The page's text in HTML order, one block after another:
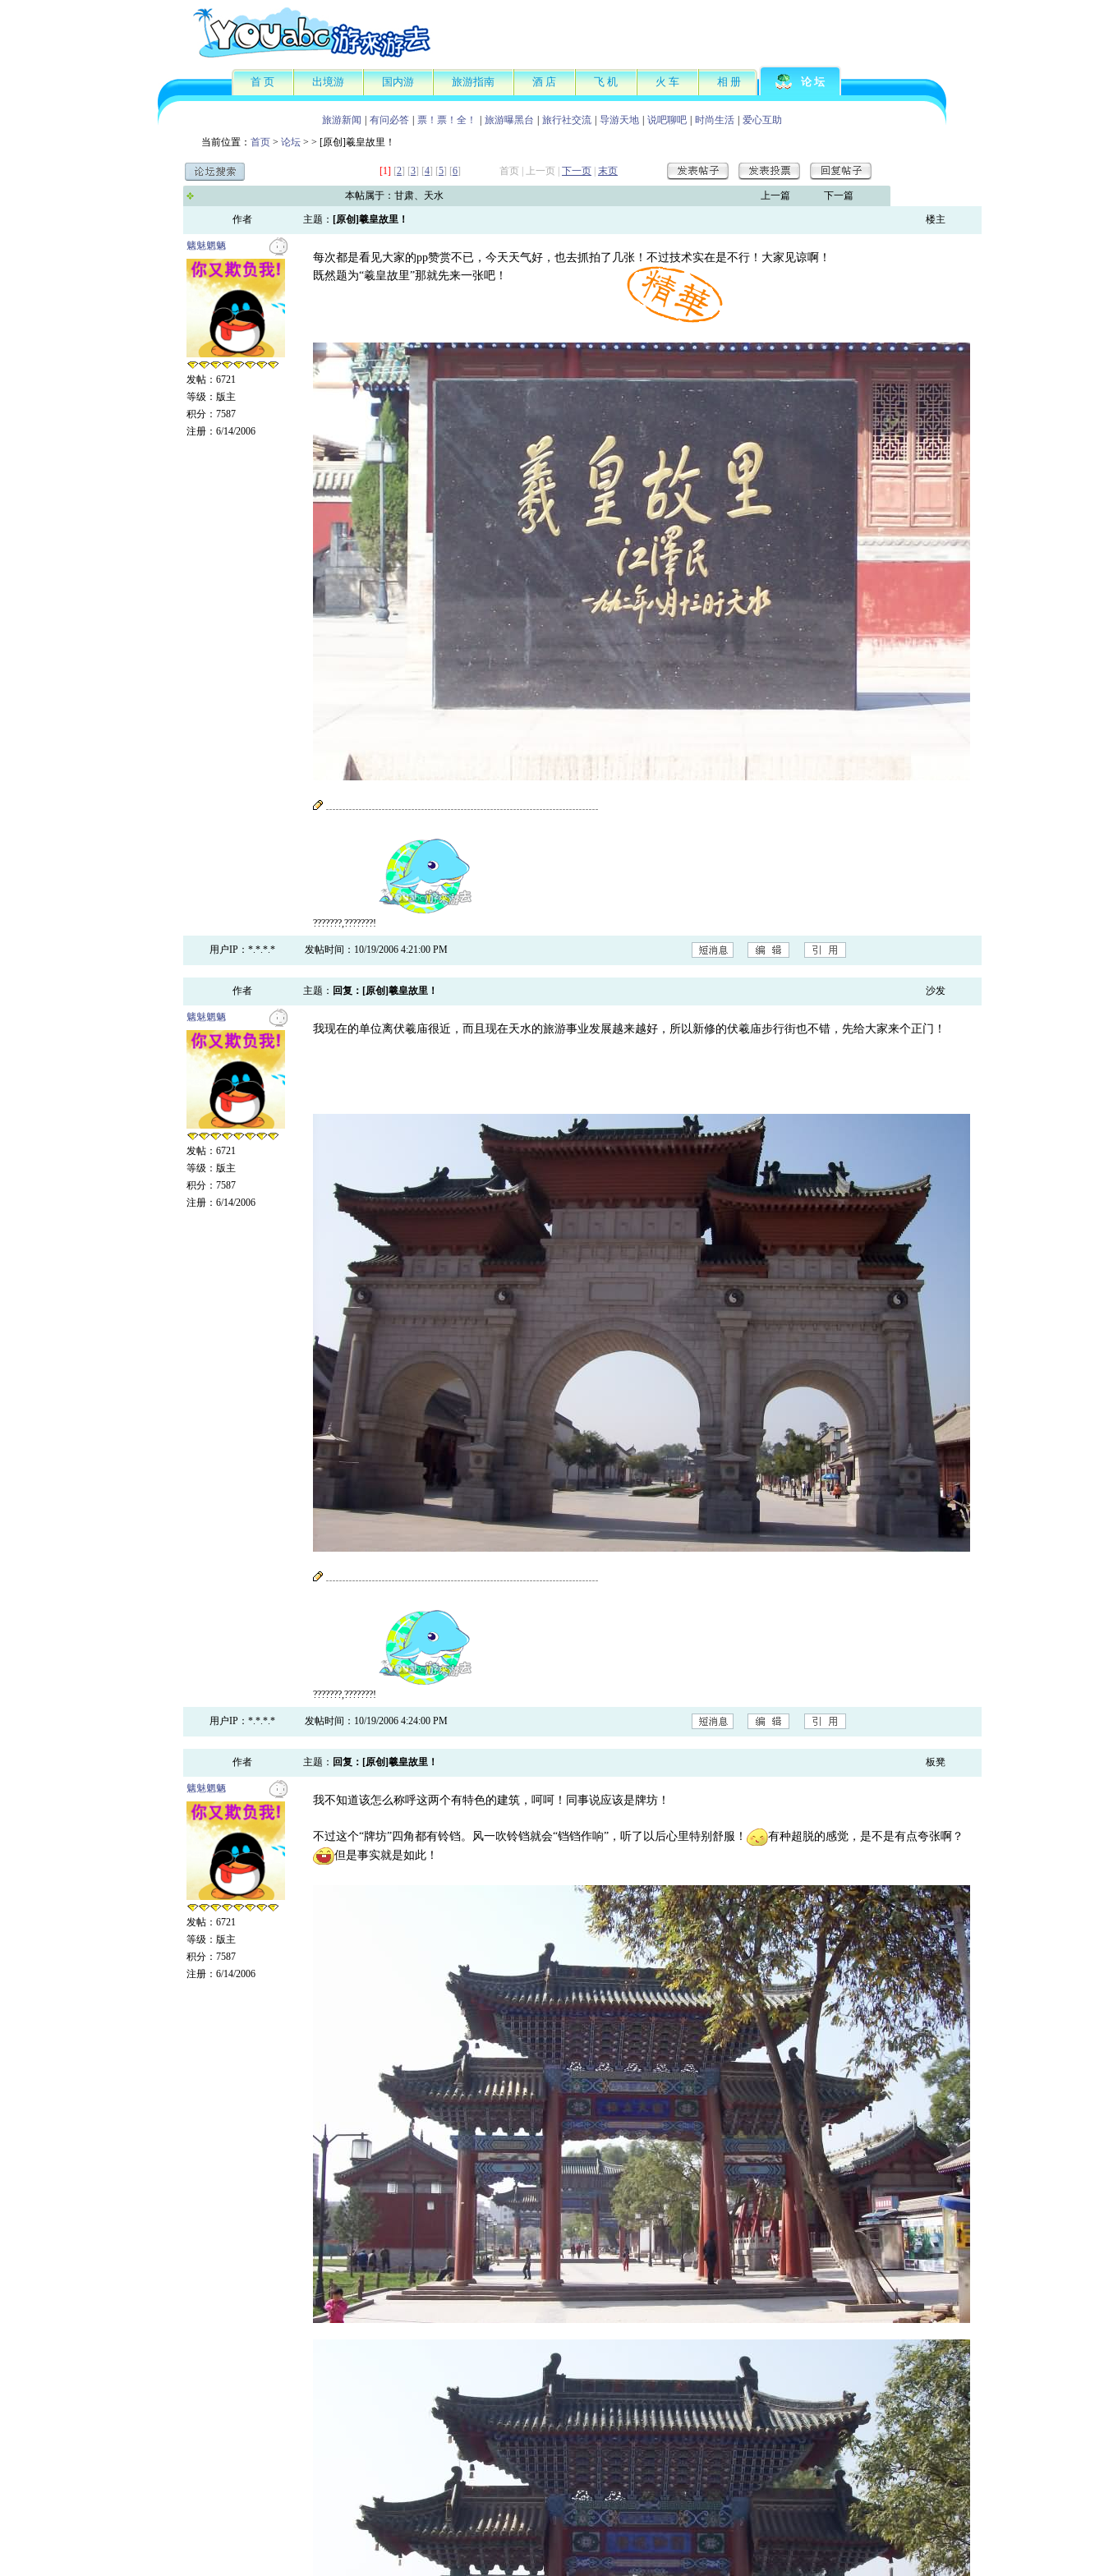
首 页 出境游 国内游 旅游指南 酒 店 飞 机 火 车 相 册 论 坛
旅游新闻 有问必答 票！票！全！ 旅游曝黑台 旅行社交流 导游天地 说吧聊吧 时尚生活
爱心互助
当前位置： 首页 > 论坛 > > [原创]羲皇故里！
[1] [2] [3] [4] [5] [6] 首页 | 上一页 | 下一页 末页
本帖属于：甘肃、天水 上一篇 下一篇
作者 主题： [原创]羲皇故里！ 楼主
魑魅魍魉
发帖：6721
等级：版主
积分：7587
注册：6/14/2006
每次都是看见大家的pp赞赏不已，今天天气好，也去抓拍了几张！不过技术实在是不行！大家见谅啊！
既然题为“羲皇故里”那就先来一张吧！
???????,???????!
用户IP：*.*.*.* 发帖时间：10/19/2006 4:21:00 PM
作者 主题： 回复：[原创]羲皇故里！ 沙发
魑魅魍魉
发帖：6721
等级：版主
积分：7587
注册：6/14/2006
我现在的单位离伏羲庙很近，而且现在天水的旅游事业发展越来越好，所以新修的伏羲庙步行街也不错，先给大家来个正门！
???????,???????!
用户IP：*.*.*.* 发帖时间：10/19/2006 4:24:00 PM
作者 主题： 回复：[原创]羲皇故里！ 板凳
魑魅魍魉
发帖：6721
等级：版主
积分：7587
注册：6/14/2006
我不知道该怎么称呼这两个有特色的建筑，呵呵！同事说应该是牌坊！
不过这个“牌坊”四角都有铃铛。风一吹铃铛就会“铛铛作响”，听了以后心里特别舒服！
有种超脱的感觉，是不是有点夸张啊？
但是事实就是如此！